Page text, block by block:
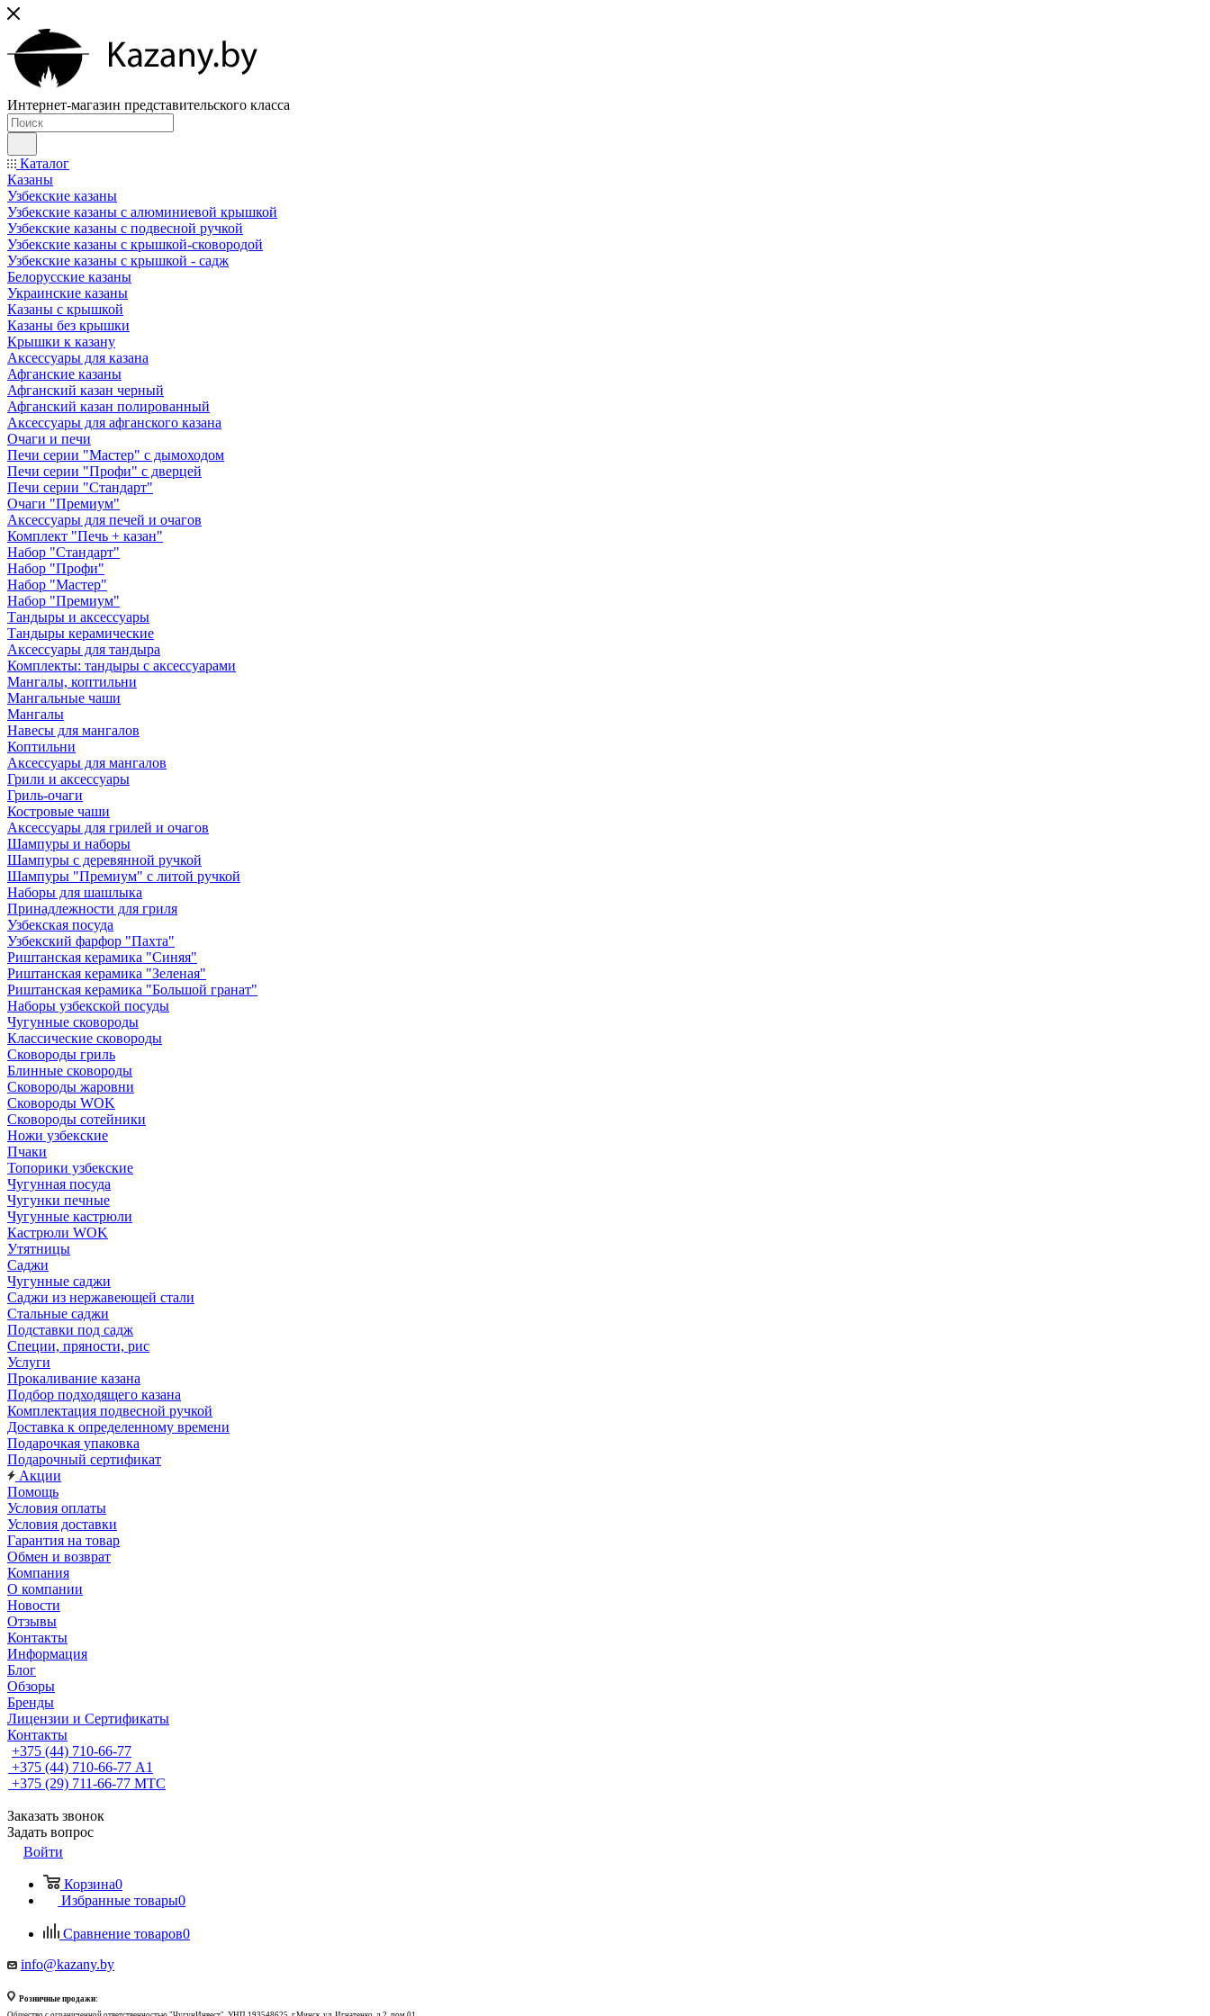
Интернет-магазин представительского класса
Каталог
Казаны
Узбекские казаны
Узбекские казаны с алюминиевой крышкой
Узбекские казаны с подвесной ручкой
Узбекские казаны с крышкой-сковородой
Узбекские казаны с крышкой - садж
Белорусские казаны
Украинские казаны
Казаны с крышкой
Казаны без крышки
Крышки к казану
Аксессуары для казана
Афганские казаны
Афганский казан черный
Афганский казан полированный
Аксессуары для афганского казана
Очаги и печи
Печи серии "Мастер" с дымоходом
Печи серии "Профи" с дверцей
Печи серии "Стандарт"
Очаги "Премиум"
Аксессуары для печей и очагов
Комплект "Печь + казан"
Набор "Стандарт"
Набор "Профи"
Набор "Мастер"
Набор "Премиум"
Тандыры и аксессуары
Тандыры керамические
Аксессуары для тандыра
Комплекты: тандыры с аксессуарами
Мангалы, коптильни
Мангальные чаши
Мангалы
Навесы для мангалов
Коптильни
Аксессуары для мангалов
Грили и аксессуары
Гриль-очаги
Костровые чаши
Аксессуары для грилей и очагов
Шампуры и наборы
Шампуры с деревянной ручкой
Шампуры "Премиум" с литой ручкой
Наборы для шашлыка
Принадлежности для гриля
Узбекская посуда
Узбекский фарфор "Пахта"
Риштанская керамика "Синяя"
Риштанская керамика "Зеленая"
Риштанская керамика "Большой гранат"
Наборы узбекской посуды
Чугунные сковороды
Классические сковороды
Сковороды гриль
Блинные сковороды
Сковороды жаровни
Сковороды WOK
Сковороды сотейники
Ножи узбекские
Пчаки
Топорики узбекские
Чугунная посуда
Чугунки печные
Чугунные кастрюли
Кастрюли WOK
Утятницы
Саджи
Чугунные саджи
Саджи из нержавеющей стали
Стальные саджи
Подставки под садж
Специи, пряности, рис
Услуги
Прокаливание казана
Подбор подходящего казана
Комплектация подвесной ручкой
Доставка к определенному времени
Подарочкая упаковка
Подарочный сертификат
Акции
Помощь
Условия оплаты
Условия доставки
Гарантия на товар
Обмен и возврат
Компания
О компании
Новости
Отзывы
Контакты
Информация
Блог
Обзоры
Бренды
Лицензии и Сертификаты
Контакты
+375 (44) 710-66-77
+375 (44) 710-66-77 А1
+375 (29) 711-66-77 МТС
Заказать звонок
Задать вопрос
Войти
Корзина0
Избранные товары0
Сравнение товаров0
info@kazany.by
Розничные продажи: